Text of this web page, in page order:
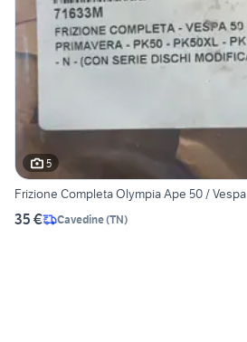
5
Frizione Completa Olympia Ape 50 / Vespa
35 € Cavedine(TN)